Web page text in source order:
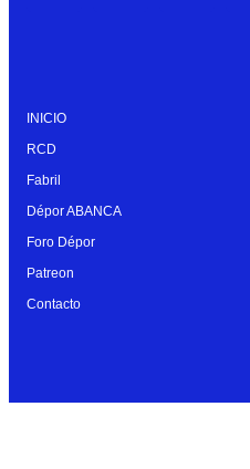
INICIO
RCD
Fabril
Dépor ABANCA
Foro Dépor
Patreon
Contacto